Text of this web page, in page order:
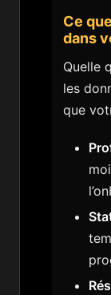
Ce
dans
Quelle
les
que